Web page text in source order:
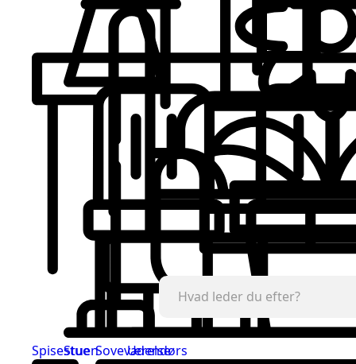
Spisestue
StuenSoveværelse
Udendørs